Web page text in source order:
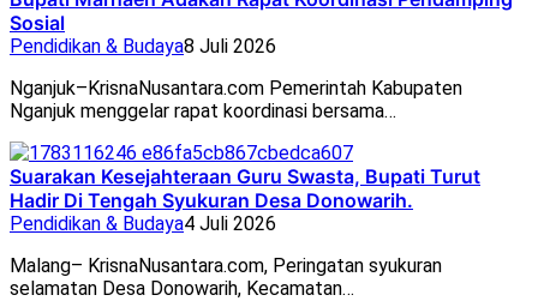
Sosial
Pendidikan & Budaya8 Juli 2026
Nganjuk–KrisnaNusantara.com Pemerintah Kabupaten
Nganjuk menggelar rapat koordinasi bersama…
Suarakan Kesejahteraan Guru Swasta, Bupati Turut
Hadir Di Tengah Syukuran Desa Donowarih.
Pendidikan & Budaya4 Juli 2026
Malang– KrisnaNusantara.com, Peringatan syukuran
selamatan Desa Donowarih, Kecamatan…